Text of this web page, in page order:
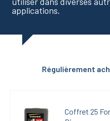
applications.
Régulièrement
Coffret 25